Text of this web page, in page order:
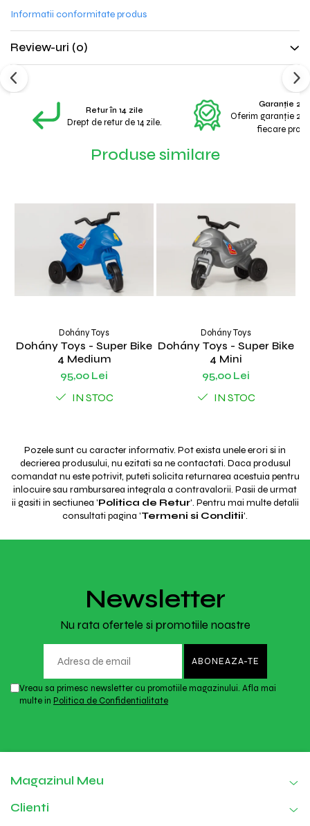
Informatii conformitate produs
Review-uri (0)
Retur în 14 zile
Drept de retur de 14 zile.
Garanție 2
Oferim garanție 2
fiecare
Produse similare
Dohány Toys
Dohány Toys - Super Bike
4 Medium
95,00 Lei
IN STOC
Dohány Toys
Dohány Toys - Super Bike
4 Mini
95,00 Lei
IN STOC
Pozele sunt cu caracter informativ. Pot exista unele erori si in
decrierea produsului, nu ezitati sa ne contactati. Daca produsul
comandat nu este potrivit, puteti solicita returnarea acestuia pentru
inlocuire sau rambursarea integrala a contravalorii. Pasii de urmat
ii gasiti in sectiunea 'Politica de Retur'. Pentru mai multe detalii
consultati pagina 'Termeni si Conditii'.
Newsletter
Nu rata ofertele si promotiile noastre
Vreau sa primesc newsletter cu promotiile magazinului. Afla mai
multe in Politica de Confidentialitate
Magazinul Meu
Clienti